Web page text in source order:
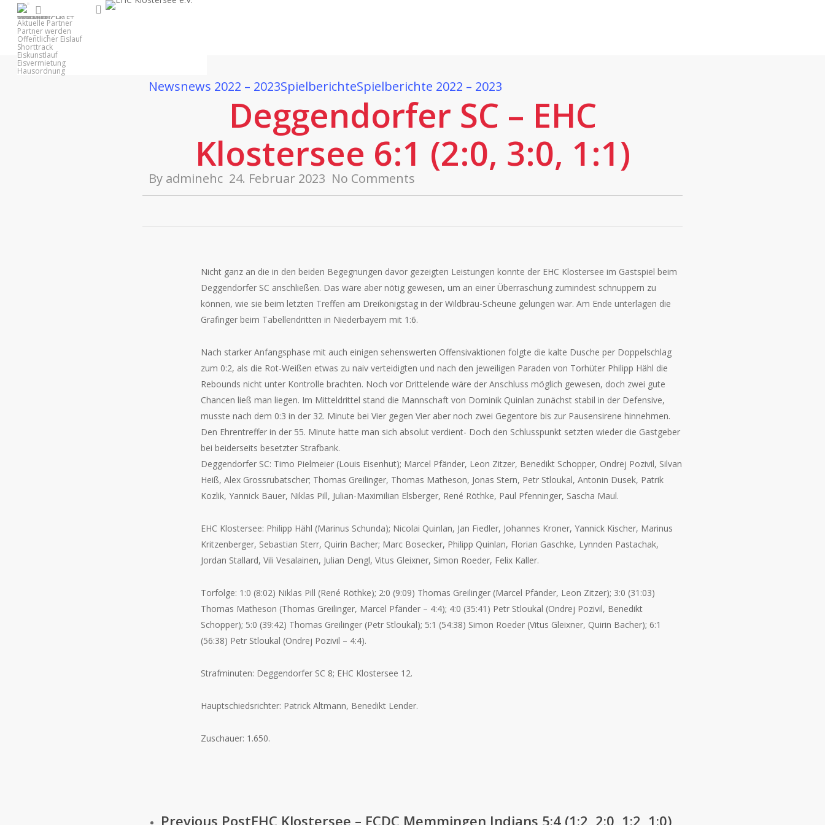
main
content
1. MANNSCHAFT
NACHWUCHS
EISHALLE
Anfahrt
Belegungsplan
Öffentlicher Eislauf
Shorttrack
Eiskunstlauf
Eisvermietung
Hausordnung
VEREIN
PARTNER
Aktuelle Partner
Partner werden
facebook instagramsearch
Newsnews 2022 – 2023SpielberichteSpielberichte 2022 – 2023
Deggendorfer SC – EHC
Klostersee 6:1 (2:0, 3:0, 1:1)
By adminehc 24. Februar 2023 No Comments
Nicht ganz an die in den beiden Begegnungen davor gezeigten Leistungen konnte der EHC Klostersee im Gastspiel beim
Deggendorfer SC anschließen. Das wäre aber nötig gewesen, um an einer Überraschung zumindest schnuppern zu
können, wie sie beim letzten Treffen am Dreikönigstag in der Wildbräu-Scheune gelungen war. Am Ende unterlagen die
Grafinger beim Tabellendritten in Niederbayern mit 1:6.
Nach starker Anfangsphase mit auch einigen sehenswerten Offensivaktionen folgte die kalte Dusche per Doppelschlag
zum 0:2, als die Rot-Weißen etwas zu naiv verteidigten und nach den jeweiligen Paraden von Torhüter Philipp Hähl die
Rebounds nicht unter Kontrolle brachten. Noch vor Drittelende wäre der Anschluss möglich gewesen, doch zwei gute
Chancen ließ man liegen. Im Mitteldrittel stand die Mannschaft von Dominik Quinlan zunächst stabil in der Defensive,
musste nach dem 0:3 in der 32. Minute bei Vier gegen Vier aber noch zwei Gegentore bis zur Pausensirene hinnehmen.
Den Ehrentreffer in der 55. Minute hatte man sich absolut verdient- Doch den Schlusspunkt setzten wieder die Gastgeber
bei beiderseits besetzter Strafbank.
Deggendorfer SC: Timo Pielmeier (Louis Eisenhut); Marcel Pfänder, Leon Zitzer, Benedikt Schopper, Ondrej Pozivil, Silvan
Heiß, Alex Grossrubatscher; Thomas Greilinger, Thomas Matheson, Jonas Stern, Petr Stloukal, Antonin Dusek, Patrik
Kozlik, Yannick Bauer, Niklas Pill, Julian-Maximilian Elsberger, René Röthke, Paul Pfenninger, Sascha Maul.
EHC Klostersee: Philipp Hähl (Marinus Schunda); Nicolai Quinlan, Jan Fiedler, Johannes Kroner, Yannick Kischer, Marinus
Kritzenberger, Sebastian Sterr, Quirin Bacher; Marc Bosecker, Philipp Quinlan, Florian Gaschke, Lynnden Pastachak,
Jordan Stallard, Vili Vesalainen, Julian Dengl, Vitus Gleixner, Simon Roeder, Felix Kaller.
Torfolge: 1:0 (8:02) Niklas Pill (René Röthke); 2:0 (9:09) Thomas Greilinger (Marcel Pfänder, Leon Zitzer); 3:0 (31:03)
Thomas Matheson (Thomas Greilinger, Marcel Pfänder – 4:4); 4:0 (35:41) Petr Stloukal (Ondrej Pozivil, Benedikt
Schopper); 5:0 (39:42) Thomas Greilinger (Petr Stloukal); 5:1 (54:38) Simon Roeder (Vitus Gleixner, Quirin Bacher); 6:1
(56:38) Petr Stloukal (Ondrej Pozivil – 4:4).
Strafminuten: Deggendorfer SC 8; EHC Klostersee 12.
Hauptschiedsrichter: Patrick Altmann, Benedikt Lender.
Zuschauer: 1.650.
Previous PostEHC Klostersee – ECDC Memmingen Indians 5:4 (1:2, 2:0, 1:2, 1:0)